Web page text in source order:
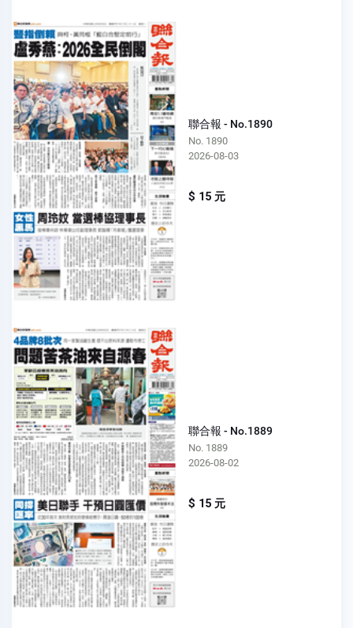
聯合報 - No.1890
No. 1890
2026-08-03
$ 15 元
聯合報 - No.1889
No. 1889
2026-08-02
$ 15 元